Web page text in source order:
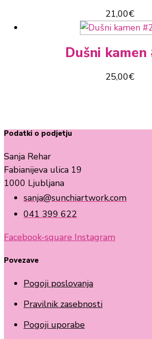
21,00€
Dušni kamen
25,00€
Podatki o podjetju
Sanja Rehar
Fabianijeva ulica 19
1000 Ljubljana
sanja@sunchiartwork.com
041 399 622
Facebook-square Instagram
Povezave
Pogoji poslovanja
Pravilnik zasebnosti
Pogoji uporabe